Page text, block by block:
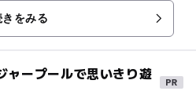
きをみる
ープールで思いきり遊